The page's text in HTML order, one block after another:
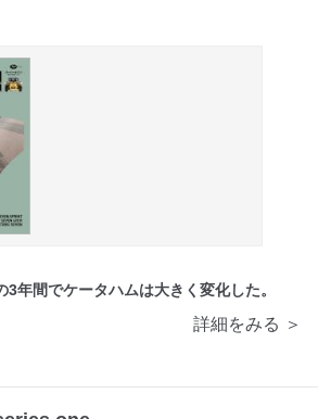
年間でケータハムは大きく変化した。
詳細をみる ＞